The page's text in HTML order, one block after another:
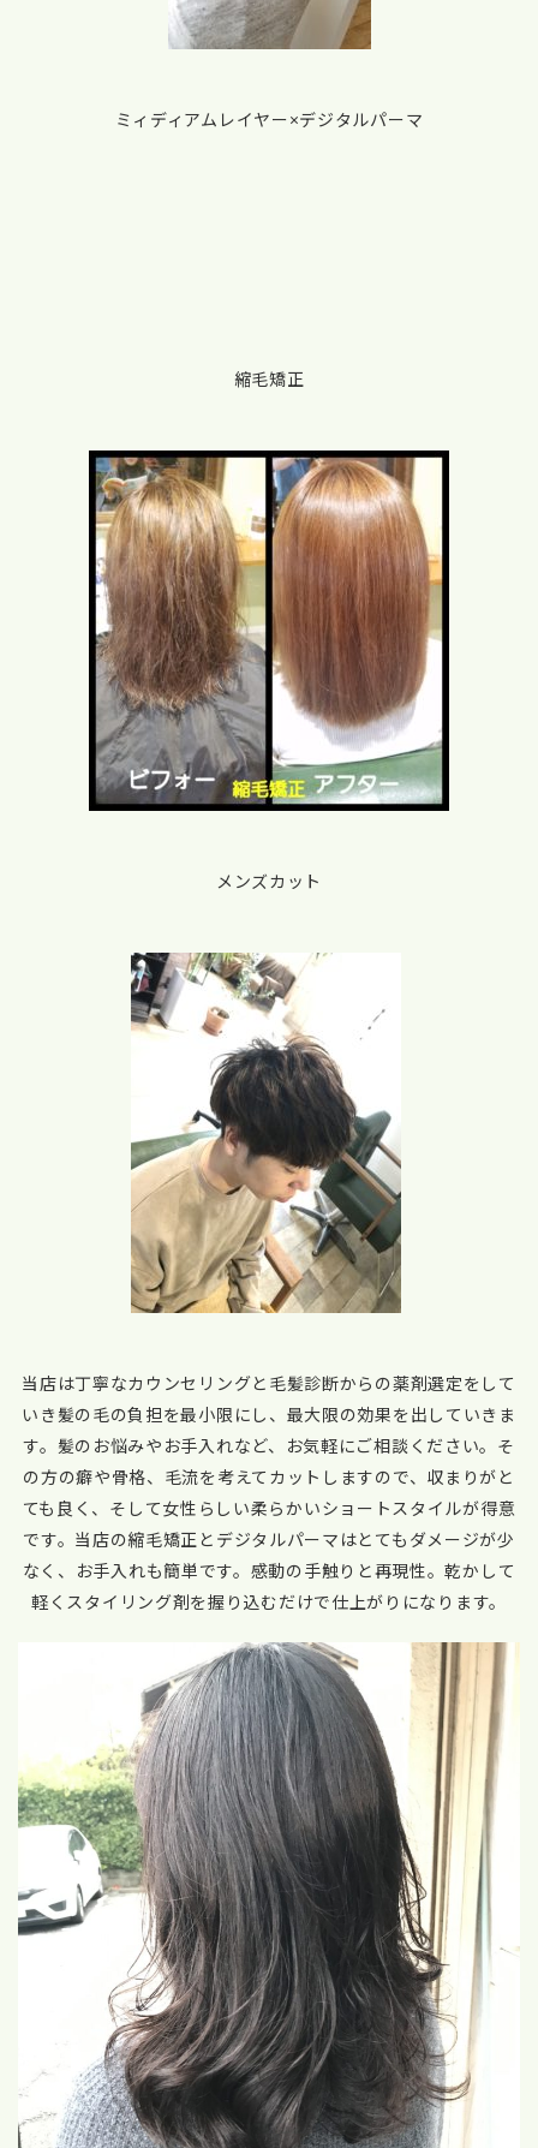
ミィディアムレイヤー×デジタルパーマ
縮毛矯正
メンズカット
当店は丁寧なカウンセリングと毛髪診断からの薬剤選定をして
いき髪の毛の負担を最小限にし、最大限の効果を出していきま
す。髪のお悩みやお手入れなど、お気軽にご相談ください。そ
の方の癖や骨格、毛流を考えてカットしますので、収まりがと
ても良く、そして女性らしい柔らかいショートスタイルが得意
です。当店の縮毛矯正とデジタルパーマはとてもダメージが少
なく、お手入れも簡単です。感動の手触りと再現性。乾かして
軽くスタイリング剤を握り込むだけで仕上がりになります。